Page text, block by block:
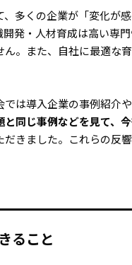
多くの企業が「変化が
発・人材育成は高い専
。また、自社に最適な
は導入企業の事例紹介
と同じ事例などを見て、
だきました。これらの反
ること